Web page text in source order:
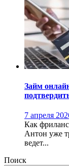
Займ
7 апреля
Как
Антон уже
ведет...
Поиск